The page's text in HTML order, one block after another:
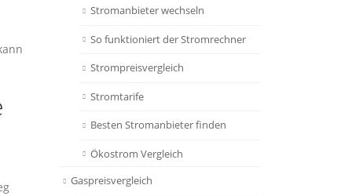
Stromanbieter wechseln
So funktioniert der Stromrechner
Strompreisvergleich
Stromtarife
Besten Stromanbieter finden
Ökostrom Vergleich
Gaspreisvergleich